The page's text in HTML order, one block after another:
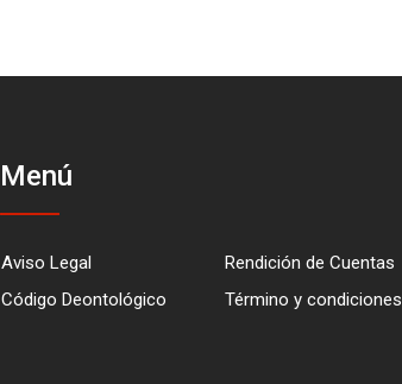
Menú
Aviso Legal
Rendición de Cuentas
Código Deontológico
Término y condiciones